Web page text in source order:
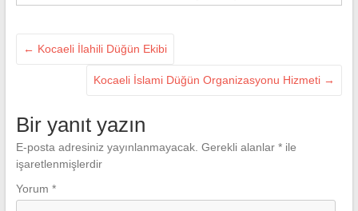
← Kocaeli İlahili Düğün Ekibi
Kocaeli İslami Düğün Organizasyonu Hizmeti →
Bir yanıt yazın
E-posta adresiniz yayınlanmayacak. Gerekli alanlar *ile
işaretlenmişlerdir
Yorum *